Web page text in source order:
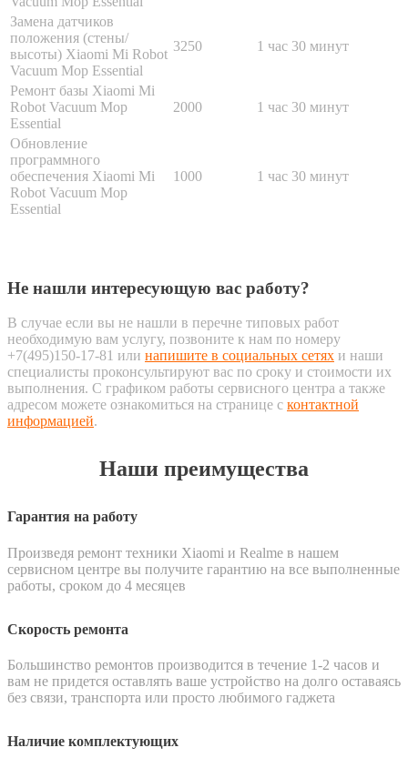
Замена датчиков
положения (стены/
высоты) Xiaomi Mi Robot
Vacuum Mop Essential
3250 1 час 30 минут
Ремонт базы Xiaomi Mi
Robot Vacuum Mop
Essential
2000 1 час 30 минут
Обновление
программного
обеспечения Xiaomi Mi
Robot Vacuum Mop
Essential
1000 1 час 30 минут
Не нашли интересующую вас работу?
В случае если вы не нашли в перечне типовых работ
необходимую вам услугу, позвоните к нам по номеру
+7(495)150-17-81 или напишите в социальных сетях и наши
специалисты проконсультируют вас по сроку и стоимости их
выполнения. С графиком работы сервисного центра а также
адресом можете ознакомиться на странице с контактной
информацией.
Наши преимущества
Гарантия на работу
Произведя ремонт техники Xiaomi и Realme в нашем
сервисном центре вы получите гарантию на все выполненные
работы, сроком до 4 месяцев
Скорость ремонта
Большинство ремонтов производится в течение 1-2 часов и
вам не придется оставлять ваше устройство на долго оставаясь
без связи, транспорта или просто любимого гаджета
Наличие комплектующих